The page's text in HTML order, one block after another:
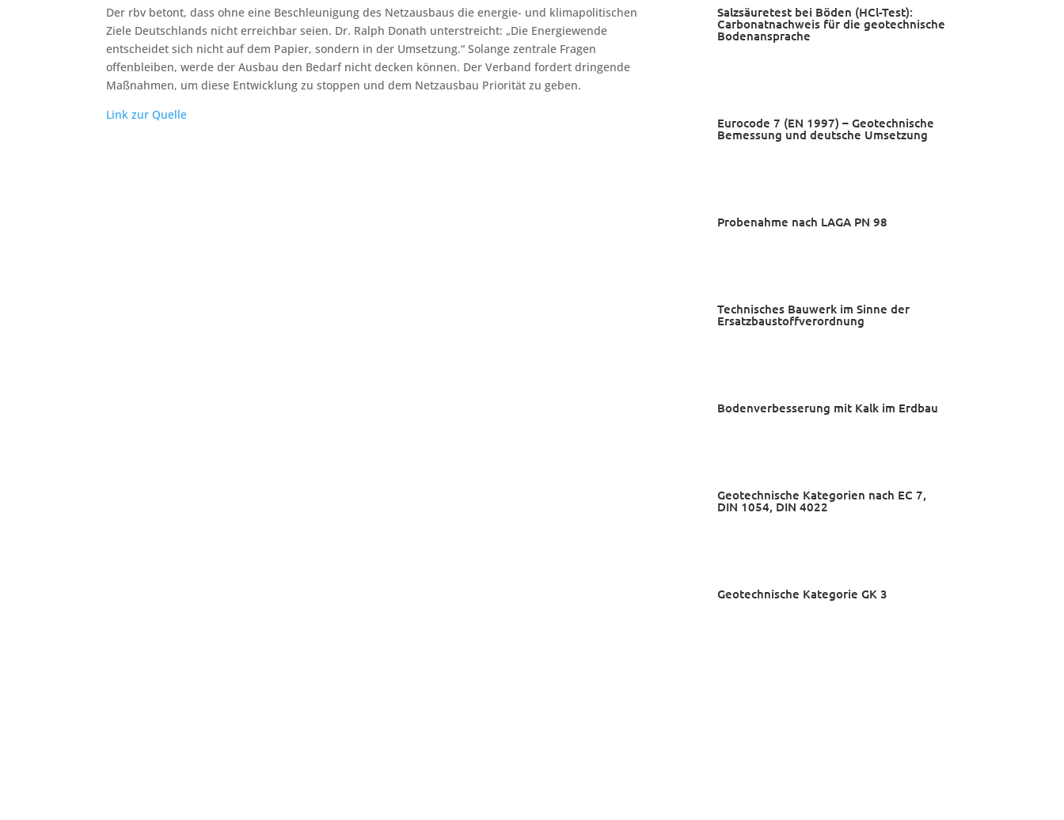
Der rbv betont, dass ohne eine Beschleunigung des Netzausbaus die energie- und klimapolitischen
Ziele Deutschlands nicht erreichbar seien. Dr. Ralph Donath unterstreicht: „Die Energiewende
entscheidet sich nicht auf dem Papier, sondern in der Umsetzung.“ Solange zentrale Fragen
offenbleiben, werde der Ausbau den Bedarf nicht decken können. Der Verband fordert dringende
Maßnahmen, um diese Entwicklung zu stoppen und dem Netzausbau Priorität zu geben.
Link zur Quelle
Salzsäuretest bei Böden (HCl-Test):
Carbonatnachweis für die geotechnische
Bodenansprache
Eurocode 7 (EN 1997) – Geotechnische
Bemessung und deutsche Umsetzung
Probenahme nach LAGA PN 98
Technisches Bauwerk im Sinne der
Ersatzbaustoffverordnung
Bodenverbesserung mit Kalk im Erdbau
Geotechnische Kategorien nach EC 7,
DIN 1054, DIN 4022
Geotechnische Kategorie GK 3